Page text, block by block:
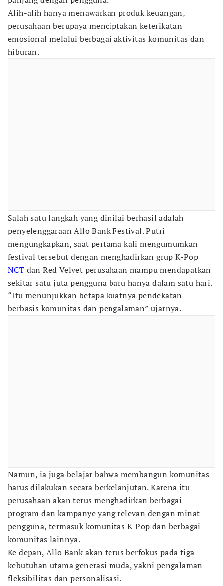
Alih-alih hanya menawarkan produk keuangan,
perusahaan berupaya menciptakan keterikatan
emosional melalui berbagai aktivitas komunitas dan
hiburan.
Salah satu langkah yang dinilai berhasil adalah
penyelenggaraan Allo Bank Festival. Putri
mengungkapkan, saat pertama kali mengumumkan
festival tersebut dengan menghadirkan grup K-Pop
NCT dan Red Velvet perusahaan mampu mendapatkan
sekitar satu juta pengguna baru hanya dalam satu hari.
“Itu menunjukkan betapa kuatnya pendekatan
berbasis komunitas dan pengalaman” ujarnya.
Namun, ia juga belajar bahwa membangun komunitas
harus dilakukan secara berkelanjutan. Karena itu
perusahaan akan terus menghadirkan berbagai
program dan kampanye yang relevan dengan minat
pengguna, termasuk komunitas K-Pop dan berbagai
komunitas lainnya.
Ke depan, Allo Bank akan terus berfokus pada tiga
kebutuhan utama generasi muda, yakni pengalaman
fleksibilitas dan personalisasi.